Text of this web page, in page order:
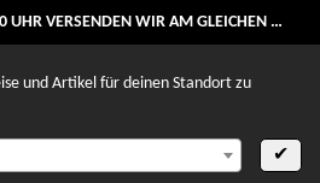
80 €
VERSENDEN WIR AM GLEICHEN WERKTAG
und Artikel für deinen Standort zu
✔